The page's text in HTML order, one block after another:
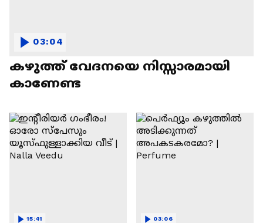
കഴുത്ത് വേദനയെ നിസ്സാരമായി
കാണേണ്ട
03:04
15:41 03:06